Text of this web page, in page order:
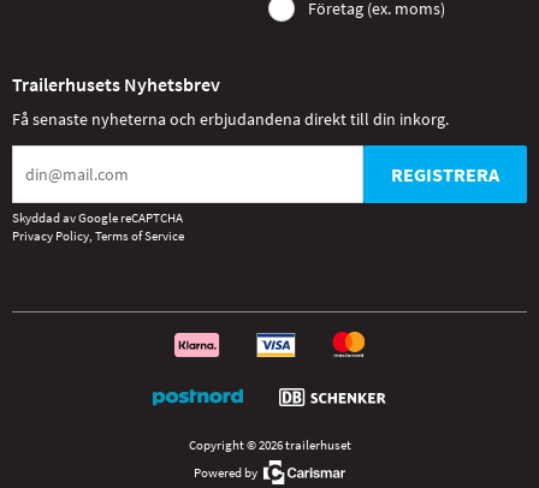
Företag (ex. moms)
Trailerhusets Nyhetsbrev
Få senaste nyheterna och erbjudandena direkt till din inkorg.
REGISTRERA
Skyddad av Google reCAPTCHA
Privacy Policy, Terms of Service
Copyright © 2026 trailerhuset
Powered by